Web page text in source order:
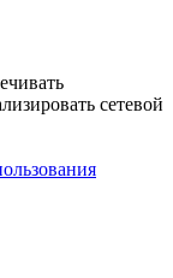
сетевой